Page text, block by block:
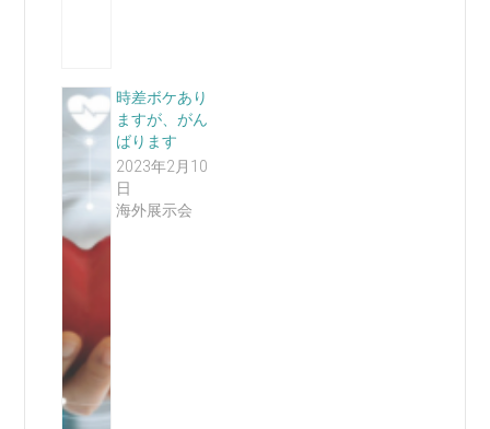
時差ボケあり
ますが、がん
ばります
2023年2月10
日
海外展示会